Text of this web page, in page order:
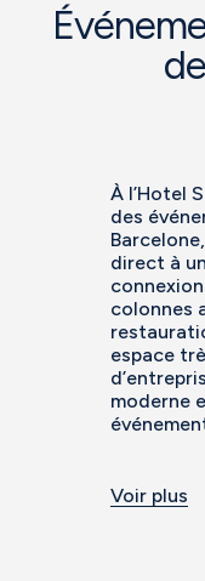
À l’Hotel
des
direct à
colonnes
espace
moderne
Voir plus